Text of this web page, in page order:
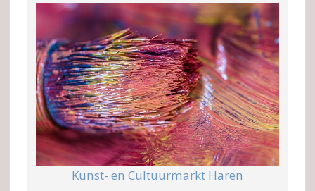
Kunst- en Cultuurmarkt Haren